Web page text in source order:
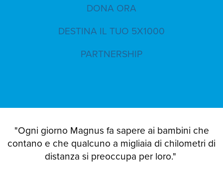
DONA ORA
DESTINA IL TUO 5X1000
PARTNERSHIP
"Ogni giorno Magnus fa sapere ai bambini che
contano e che qualcuno a migliaia di chilometri di
distanza si preoccupa per loro."